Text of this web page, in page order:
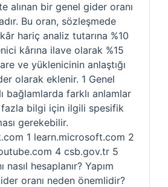
alınan bir genel gider oranı
Bu oran, sözleşmede
hariç analiz tutarına %10
kârına ilave olarak %15
ve yüklenicinin anlaştığı
olarak eklenir. 1 Genel
bağlamlarda farklı anlamlar
fazla bilgi için ilgili spesifik
gerekebilir.
1 learn.microsoft.com 2
4 csb.gov.tr 5
nasıl hesaplanır? Yapım
oranı neden önemlidir?